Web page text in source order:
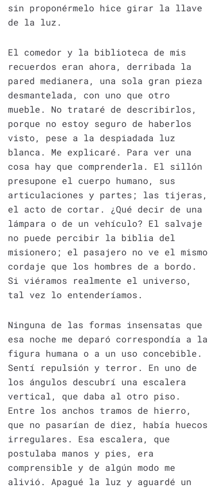
sin proponérmelo hice girar la llave
de la luz.
El comedor y la biblioteca de mis
recuerdos eran ahora, derribada la
pared medianera, una sola gran pieza
desmantelada, con uno que otro
mueble. No trataré de describirlos,
porque no estoy seguro de haberlos
visto, pese a la despiadada luz
blanca. Me explicaré. Para ver una
cosa hay que comprenderla. El sillón
presupone el cuerpo humano, sus
articulaciones y partes; las tijeras,
el acto de cortar. ¿Qué decir de una
lámpara o de un vehículo? El salvaje
no puede percibir la biblia del
misionero; el pasajero no ve el mismo
cordaje que los hombres de a bordo.
Si viéramos realmente el universo,
tal vez lo entenderíamos.
Ninguna de las formas insensatas que
esa noche me deparó correspondía a la
figura humana o a un uso concebible.
Sentí repulsión y terror. En uno de
los ángulos descubrí una escalera
vertical, que daba al otro piso.
Entre los anchos tramos de hierro,
que no pasarían de diez, había huecos
irregulares. Esa escalera, que
postulaba manos y pies, era
comprensible y de algún modo me
alivió. Apagué la luz y aguardé un